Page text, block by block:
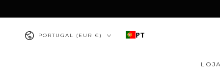
País/região
PORTUGAL (EUR €) PT